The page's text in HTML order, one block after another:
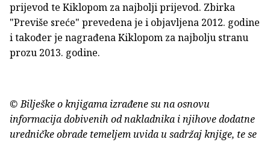
prijevod te Kiklopom za najbolji prijevod. Zbirka
"Previše sreće" prevedena je i objavljena 2012. godine
i također je nagrađena Kiklopom za najbolju stranu
prozu 2013. godine.
© Bilješke o knjigama izrađene su na osnovu
informacija dobivenih od nakladnika i njihove dodatne
uredničke obrade temeljem uvida u sadržaj knjige, te se